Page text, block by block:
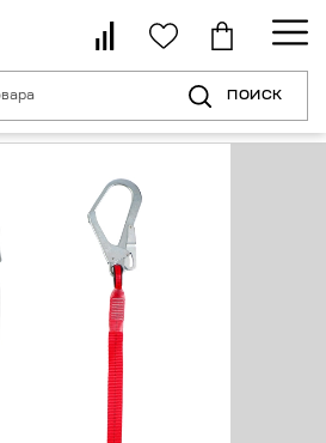
ПОИСК
Средства индивидуальной защиты от